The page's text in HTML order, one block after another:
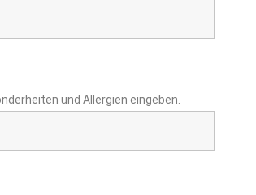
und Allergien eingeben.